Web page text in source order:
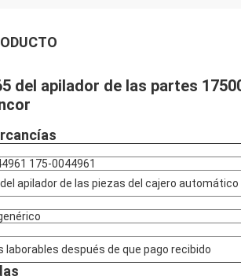
del apilador de las partes
175-0044961
apilador de las piezas del cajero automático
laborables después de que pago recibido